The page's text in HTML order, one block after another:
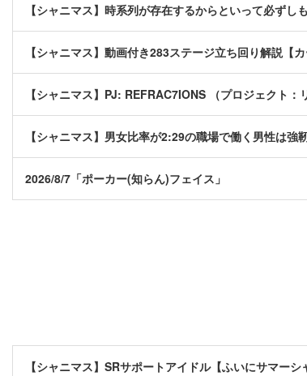
【シャニマス】時系列が存在するからといって必ずし
【シャニマス】動画付き283ステージ立ち回り解説【
【シャニマス】PJ: REFRAC7IONS （プロジェクト
【シャニマス】男女比率が2:29の職場で働く男性は強
2026/8/7「ポーカー(知らん)フェイス」
【シャニマス】SRサポートアイドル【ふいにサマー